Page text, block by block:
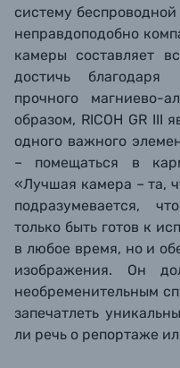
систему
неправдоподобно
камеры составляет
достичь благодаря
прочного магниево-
образом, RICOH GR III
одного важного
– помещаться в
«Лучшая камера – та,
подразумевается,
только быть готов к
в любое время, но и
изображения. Он
необременительным
запечатлеть
ли речь о репортаже